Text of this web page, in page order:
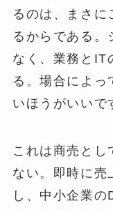
るのは、まさに
るからである。
なく、業務とIT
る。場合によっ
いほうがいいで
これは商売とし
ない。即時に売
し、中小企業